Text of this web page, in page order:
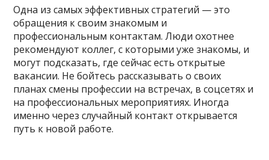
Одна из самых эффективных стратегий — это
обращения к своим знакомым и
профессиональным контактам. Люди охотнее
рекомендуют коллег, с которыми уже знакомы, и
могут подсказать, где сейчас есть открытые
вакансии. Не бойтесь рассказывать о своих
планах смены профессии на встречах, в соцсетях и
на профессиональных мероприятиях. Иногда
именно через случайный контакт открывается
путь к новой работе.